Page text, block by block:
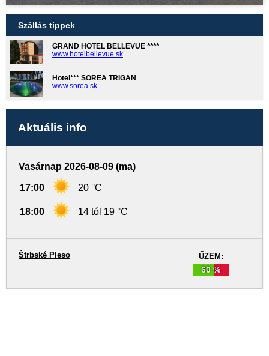
Szállás tippek
GRAND HOTEL BELLEVUE ****
www.hotelbellevue.sk
Hotel*** SOREA TRIGAN
www.sorea.sk
Aktuális info
Vasárnap 2026-08-09 (ma)
17:00 20 °C
18:00 14 tól 19 °C
ŰZEM:
60 %
Štrbské Pleso